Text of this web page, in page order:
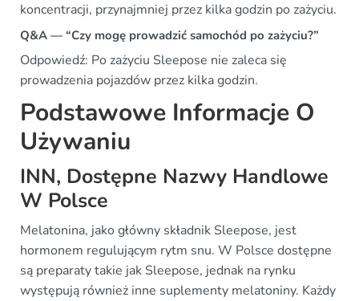
koncentracji, przynajmniej przez kilka godzin po zażyciu.
Q&A — “Czy mogę prowadzić samochód po zażyciu?”
Odpowiedź: Po zażyciu Sleepose nie zaleca się
prowadzenia pojazdów przez kilka godzin.
Podstawowe Informacje O
Używaniu
INN, Dostępne Nazwy Handlowe
W Polsce
Melatonina, jako główny składnik Sleepose, jest
hormonem regulującym rytm snu. W Polsce dostępne
są preparaty takie jak Sleepose, jednak na rynku
występują również inne suplementy melatoniny. Każdy